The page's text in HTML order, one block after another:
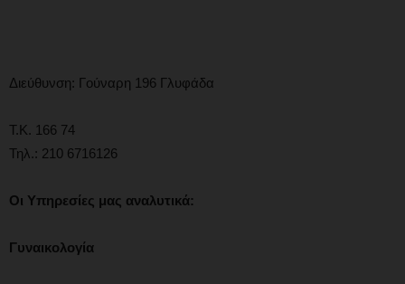
Διεύθυνση: Γούναρη 196 Γλυφάδα
Τ.Κ. 166 74
Τηλ.: 210 6716126
Οι Υπηρεσίες μας αναλυτικά:
Γυναικολογία